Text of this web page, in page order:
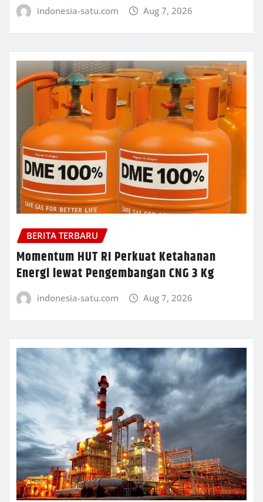
indonesia-satu.com Aug 7, 2026
BERITA TERBARU
Momentum HUT RI Perkuat Ketahanan
Energi lewat Pengembangan CNG 3 Kg
indonesia-satu.com Aug 7, 2026